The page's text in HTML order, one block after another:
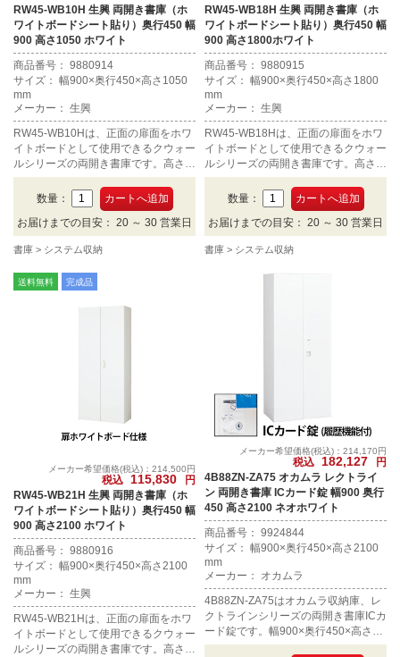
RW45-WB10H 生興 両開き書庫（ホ
ワイトボードシート貼り）奥行450 幅
900 高さ1050 ホワイト
商品番号： 9880914
サイズ： 幅900×奥行450×高さ1050
mm
メーカー： 生興
RW45-WB10Hは、正面の扉面をホワ
イトボードとして使用できるクウォー
ルシリーズの両開き書庫です。高さ1
050mm×幅900mm×奥行450mm、カ
ラーはホワイト。
数量：
お届けまでの目安： 20 ～ 30 営業日
書庫 システム収納
RW45-WB18H 生興 両開き書庫（ホ
ワイトボードシート貼り）奥行450 幅
900 高さ1800ホワイト
商品番号： 9880915
サイズ： 幅900×奥行450×高さ1800
mm
メーカー： 生興
RW45-WB18Hは、正面の扉面をホワ
イトボードとして使用できるクウォー
ルシリーズの両開き書庫です。高さ1
800mm×幅900mm×奥行450mm、カ
ラーはホワイト。
数量：
お届けまでの目安： 20 ～ 30 営業日
書庫 システム収納
送料無料 完成品
メーカー希望価格(税込)：214,500円
税込 115,830
円
RW45-WB21H 生興 両開き書庫（ホ
ワイトボードシート貼り）奥行450 幅
900 高さ2100 ホワイト
商品番号： 9880916
サイズ： 幅900×奥行450×高さ2100
mm
メーカー： 生興
RW45-WB21Hは、正面の扉面をホワ
イトボードとして使用できるクウォー
ルシリーズの両開き書庫です。高さ2
メーカー希望価格(税込)：214,170円
税込 182,127
円
4B88ZN-ZA75 オカムラ レクトライ
ン 両開き書庫 ICカード錠 幅900 奥行
450 高さ2100 ネオホワイト
商品番号： 9924844
サイズ： 幅900×奥行450×高さ2100
mm
メーカー： オカムラ
4B88ZN-ZA75はオカムラ収納庫、レ
クトラインシリーズの両開き書庫ICカ
ード錠です。幅900×奥行450×高さ21
00mm、カラーはネオホワイトです。